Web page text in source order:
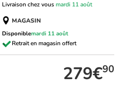
Livraison chez vousmardi 11 août
MAGASIN
Disponiblemardi 11 août
279€90